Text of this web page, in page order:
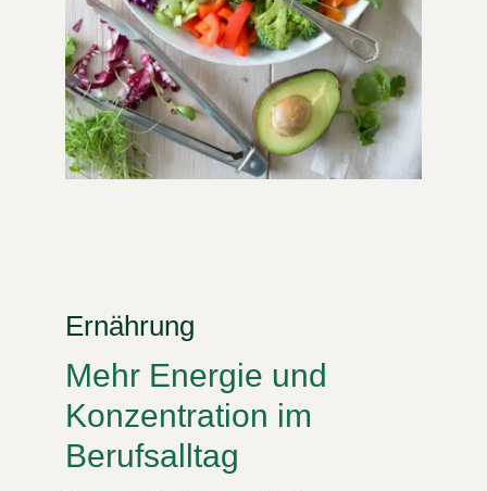
Ernährung
Mehr Energie und
Konzentration im
Berufsalltag